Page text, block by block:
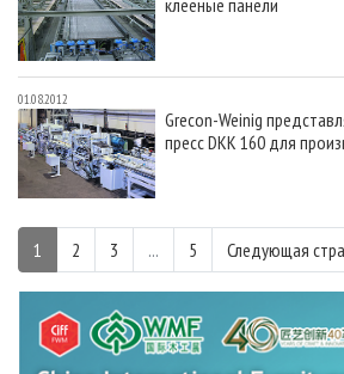
клееные панели
01.08.2012
Grecon-Weinig
пресс DKK 160 для
1 2 3 ... 5 Следующая